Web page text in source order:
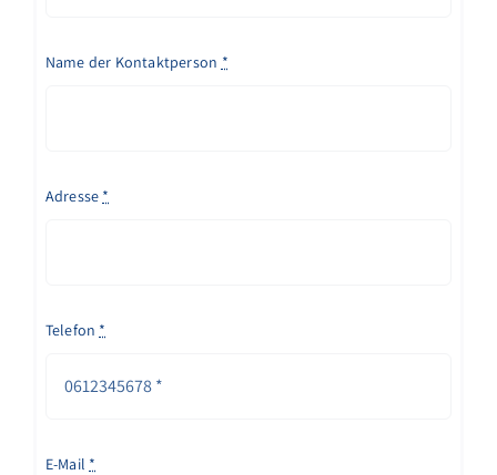
Name der Kontaktperson *
Adresse *
Telefon *
E-Mail *